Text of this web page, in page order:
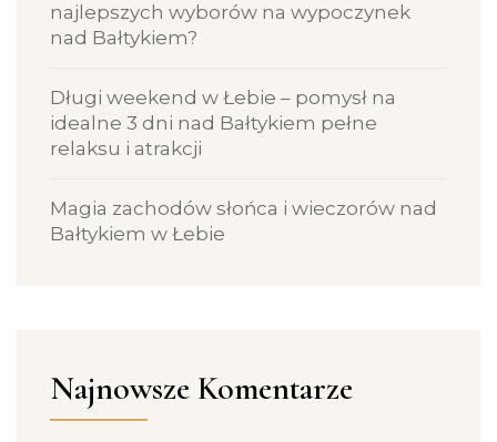
najlepszych wyborów na wypoczynek
nad Bałtykiem?
Długi weekend w Łebie – pomysł na
idealne 3 dni nad Bałtykiem pełne
relaksu i atrakcji
Magia zachodów słońca i wieczorów nad
Bałtykiem w Łebie
Najnowsze Komentarze